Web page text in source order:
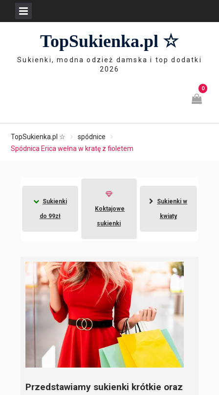
TopSukienka.pl ☆
Sukienki, modna odzież damska i top dodatki
2026
0
TopSukienka.pl ☆
spódnice
Spódnica Erica wełna w kratę z fioletem
Sukienki
do 99zł
Koktajowe
sukienki
Sukienki w
kwiaty
Przedstawiamy sukienki krótkie oraz